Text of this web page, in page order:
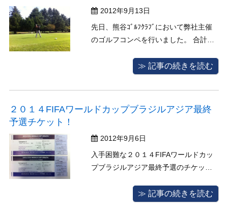
2012年9月13日
先日、熊谷ｺﾞﾙﾌｸﾗﾌﾞにおいて弊社主催
のゴルフコンペを行いました。 合計１
極めました！皆様のご協力を元に行い
4回目となりました。次回の企画をお楽
≫ 記事の続きを読む
２０１４FIFAワールドカップブラジルアジア最終
予選チケット！
2012年9月6日
入手困難な２０１４FIFAワールドカッ
プブラジルアジア最終予選のチケット
インスタンドです このチケットはサッ
≫ 記事の続きを読む